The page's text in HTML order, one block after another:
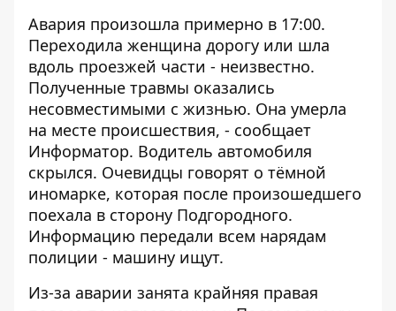
Авария произошла примерно в 17:00.
Переходила женщина дорогу или шла
вдоль проезжей части - неизвестно.
Полученные травмы оказались
несовместимыми с жизнью. Она умерла
на месте происшествия, - сообщает
Информатор. Водитель автомобиля
скрылся. Очевидцы говорят о тёмной
иномарке, которая после произошедшего
поехала в сторону Подгородного.
Информацию передали всем нарядам
полиции - машину ищут.
Из-за аварии занята крайняя правая